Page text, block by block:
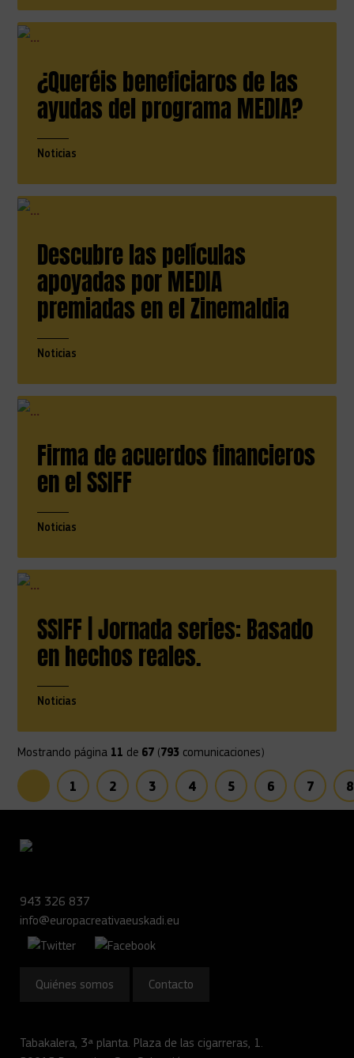
¿Queréis beneficiaros de las
ayudas del programa MEDIA?
Noticias
Descubre las películas
apoyadas por MEDIA
premiadas en el Zinemaldia
Noticias
Firma de acuerdos financieros
en el SSIFF
Noticias
SSIFF | Jornada series: Basado
en hechos reales.
Noticias
Mostrando página 11 de 67 (793 comunicaciones)
Anterior
1 2 3 4 5 6 7 8
943 326 837
info@europacreativaeuskadi.eu
Quiénes somos Contacto
Tabakalera, 3ª planta. Plaza de las cigarreras, 1.